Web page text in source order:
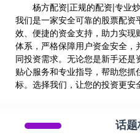
杨方配资|正规的配资|专业
我们是一家安全可靠的股票配
效、便捷的资金支持，助力实
体系，严格保障用户资金安全
同投资需求。无论您是新手还
贴心服务和专业指导，帮助您抓
标。选择我们，让您的投资更安
话